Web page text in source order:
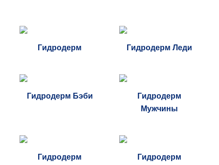
Гидродерм Гидродерм Леди
Гидродерм Бэби
Гидродерм
Мужчины
Гидродерм
Гидродерм